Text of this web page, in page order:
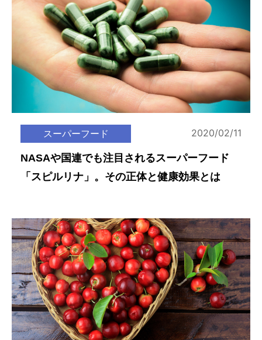
スーパーフード 2020/02/11
NASAや国連でも注目されるスーパーフード
「スピルリナ」。その正体と健康効果とは